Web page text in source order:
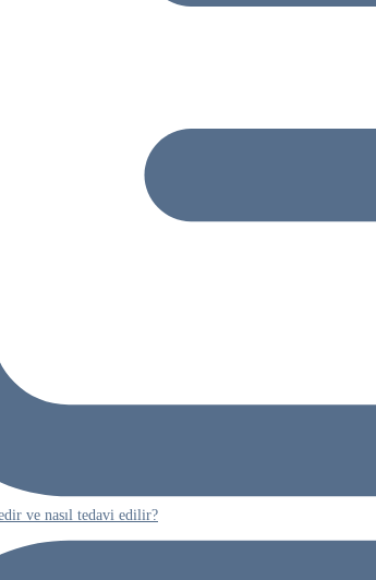
ve nasıl tedavi edilir?